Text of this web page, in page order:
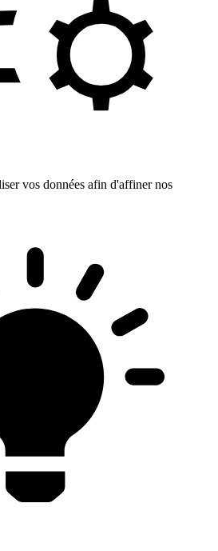
vos données afin d'affiner nos